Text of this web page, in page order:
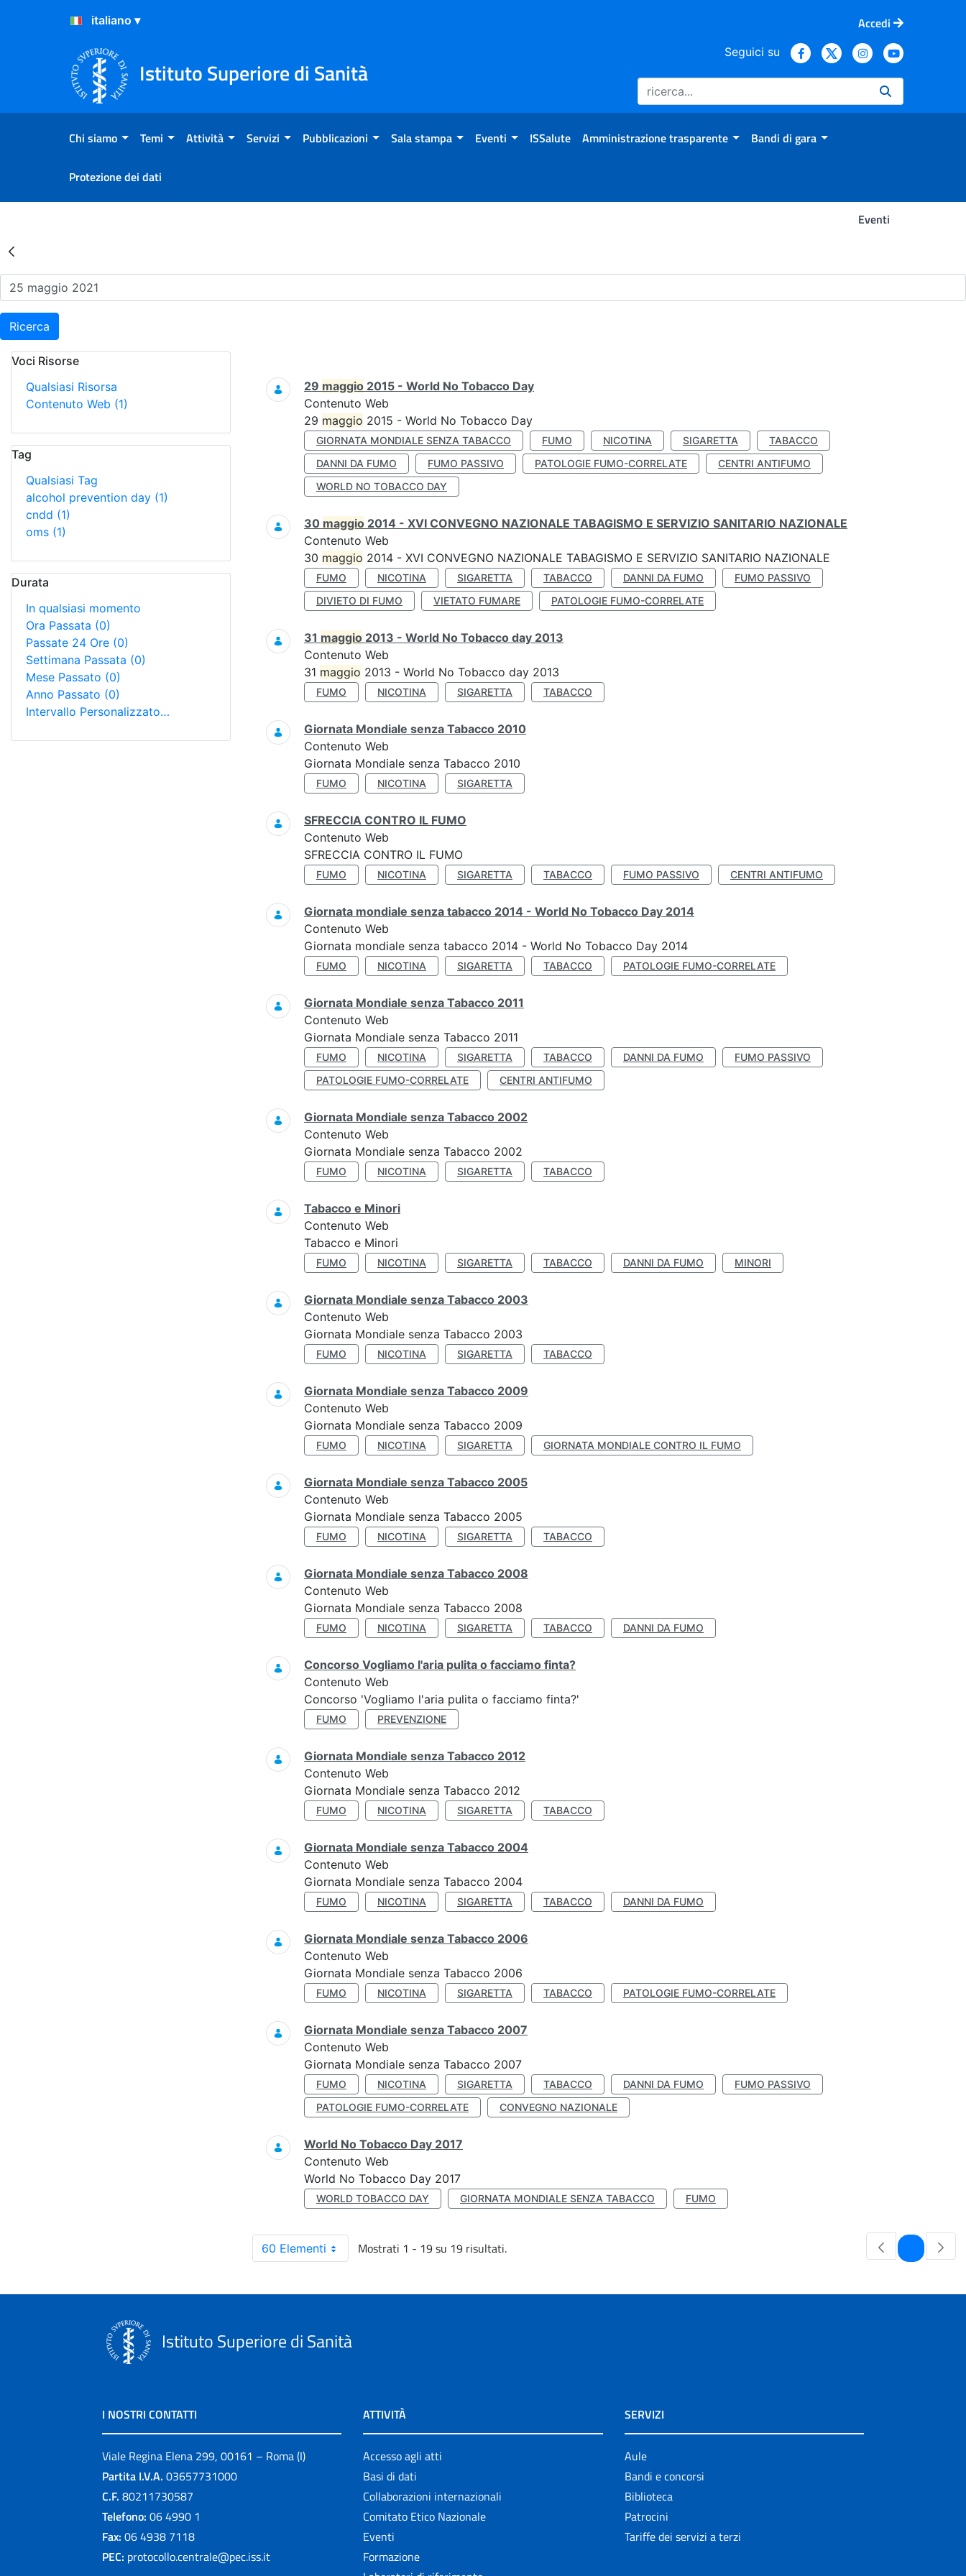
Salta al Contenuto
Salta al Footer
Accedi
Istituto Superiore di Sanità
Seguici su
Chi siamo Temi Attività Servizi Pubblicazioni Sala stampa Eventi ISSalute Amministrazione trasparente Bandi di gara
Protezione dei dati
Eventi
Risultati della Ricerca - Eventi
Ricerca
Voci Risorse
Qualsiasi Risorsa
Contenuto Web (1)
Tag
Qualsiasi Tag
alcohol prevention day (1)
cndd (1)
oms (1)
Durata
In qualsiasi momento
Ora Passata (0)
Passate 24 Ore (0)
Settimana Passata (0)
Mese Passato (0)
Anno Passato (0)
Intervallo Personalizzato…
Ricerca
29 maggio 2015 - World No Tobacco Day
Contenuto Web
29 maggio 2015 - World No Tobacco Day
GIORNATA MONDIALE SENZA TABACCO FUMO NICOTINA SIGARETTA
TABACCO
DANNI DA FUMO
FUMO PASSIVO PATOLOGIE FUMO-CORRELATE
CENTRI ANTIFUMO
WORLD NO TOBACCO DAY
30 maggio 2014 - XVI CONVEGNO NAZIONALE TABAGISMO E SERVIZIO SANITARIO NAZIONALE
Contenuto Web
30 maggio 2014 - XVI CONVEGNO NAZIONALE TABAGISMO E SERVIZIO SANITARIO NAZIONALE
FUMO NICOTINA SIGARETTA TABACCO DANNI DA FUMO
FUMO PASSIVO
DIVIETO DI FUMO
VIETATO FUMARE PATOLOGIE FUMO-CORRELATE
31 maggio 2013 - World No Tobacco day 2013
Contenuto Web
31 maggio 2013 - World No Tobacco day 2013
FUMO NICOTINA SIGARETTA TABACCO
Giornata Mondiale senza Tabacco 2010
Contenuto Web
Giornata Mondiale senza Tabacco 2010
FUMO NICOTINA SIGARETTA
SFRECCIA CONTRO IL FUMO
Contenuto Web
SFRECCIA CONTRO IL FUMO
FUMO NICOTINA SIGARETTA TABACCO FUMO PASSIVO CENTRI ANTIFUMO
Giornata mondiale senza tabacco 2014 - World No Tobacco Day 2014
Contenuto Web
Giornata mondiale senza tabacco 2014 - World No Tobacco Day 2014
FUMO NICOTINA SIGARETTA TABACCO PATOLOGIE FUMO-CORRELATE
Giornata Mondiale senza Tabacco 2011
Contenuto Web
Giornata Mondiale senza Tabacco 2011
FUMO NICOTINA SIGARETTA TABACCO DANNI DA FUMO
FUMO PASSIVO
PATOLOGIE FUMO-CORRELATE
CENTRI ANTIFUMO
Giornata Mondiale senza Tabacco 2002
Contenuto Web
Giornata Mondiale senza Tabacco 2002
FUMO NICOTINA SIGARETTA TABACCO
Tabacco e Minori
Contenuto Web
Tabacco e Minori
FUMO NICOTINA SIGARETTA TABACCO DANNI DA FUMO MINORI
Giornata Mondiale senza Tabacco 2003
Contenuto Web
Giornata Mondiale senza Tabacco 2003
FUMO NICOTINA SIGARETTA TABACCO
Giornata Mondiale senza Tabacco 2009
Contenuto Web
Giornata Mondiale senza Tabacco 2009
FUMO NICOTINA SIGARETTA GIORNATA MONDIALE CONTRO IL FUMO
Giornata Mondiale senza Tabacco 2005
Contenuto Web
Giornata Mondiale senza Tabacco 2005
FUMO NICOTINA SIGARETTA TABACCO
Giornata Mondiale senza Tabacco 2008
Contenuto Web
Giornata Mondiale senza Tabacco 2008
FUMO NICOTINA SIGARETTA TABACCO DANNI DA FUMO
Concorso Vogliamo l'aria pulita o facciamo finta?
Contenuto Web
Concorso 'Vogliamo l'aria pulita o facciamo finta?'
FUMO PREVENZIONE
Giornata Mondiale senza Tabacco 2012
Contenuto Web
Giornata Mondiale senza Tabacco 2012
FUMO NICOTINA SIGARETTA TABACCO
Giornata Mondiale senza Tabacco 2004
Contenuto Web
Giornata Mondiale senza Tabacco 2004
FUMO NICOTINA SIGARETTA TABACCO DANNI DA FUMO
Giornata Mondiale senza Tabacco 2006
Contenuto Web
Giornata Mondiale senza Tabacco 2006
FUMO NICOTINA SIGARETTA TABACCO PATOLOGIE FUMO-CORRELATE
Giornata Mondiale senza Tabacco 2007
Contenuto Web
Giornata Mondiale senza Tabacco 2007
FUMO NICOTINA SIGARETTA TABACCO DANNI DA FUMO
FUMO PASSIVO
PATOLOGIE FUMO-CORRELATE
CONVEGNO NAZIONALE
World No Tobacco Day 2017
Contenuto Web
World No Tobacco Day 2017
WORLD TOBACCO DAY GIORNATA MONDIALE SENZA TABACCO FUMO
60 Elementi Mostrati 1 - 19 su 19 risultati. Pagina
Istituto Superiore di Sanità
I NOSTRI CONTATTI
Viale Regina Elena 299, 00161 – Roma (I)
Partita I.V.A. 03657731000
C.F. 80211730587
Telefono: 06 4990 1
Fax: 06 4938 7118
PEC: protocollo.centrale@pec.iss.it
ATTIVITÀ
Accesso agli atti
Basi di dati
Collaborazioni internazionali
Comitato Etico Nazionale
Eventi
Formazione
SERVIZI
Aule
Bandi e concorsi
Biblioteca
Patrocini
Tariffe dei servizi a terzi